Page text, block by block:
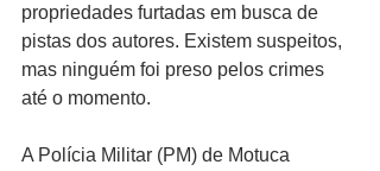
propriedades furtadas em busca de
pistas dos autores. Existem suspeitos,
mas ninguém foi preso pelos crimes
até o momento.
A Polícia Militar (PM) de Motuca